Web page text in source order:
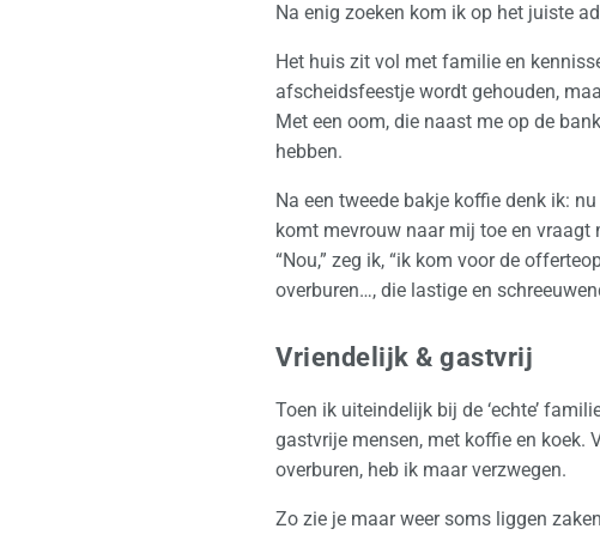
Na enig zoeken kom ik op het juiste
Het huis zit vol met familie en
afscheidsfeestje wordt gehouden,
Met een oom, die naast me op de
hebben.
Na een tweede bakje koffie denk ik:
komt mevrouw naar mij toe en vraagt
“Nou,” zeg ik, “ik kom voor de
overburen…, die lastige en
Vriendelijk & gastvrij
Toen ik uiteindelijk bij de ‘echte’
gastvrije mensen, met koffie en koek.
overburen, heb ik maar verzwegen.
Zo zie je maar weer soms liggen